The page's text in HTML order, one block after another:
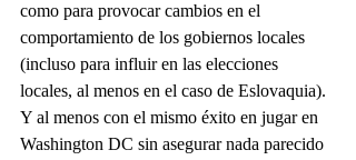
como para provocar cambios en el
comportamiento de los gobiernos locales
(incluso para influir en las elecciones
locales, al menos en el caso de Eslovaquia).
Y al menos con el mismo éxito en jugar en
Washington DC sin asegurar nada parecido